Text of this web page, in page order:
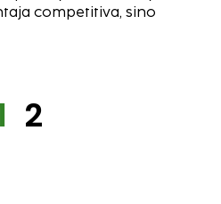
competitiva, sino
2